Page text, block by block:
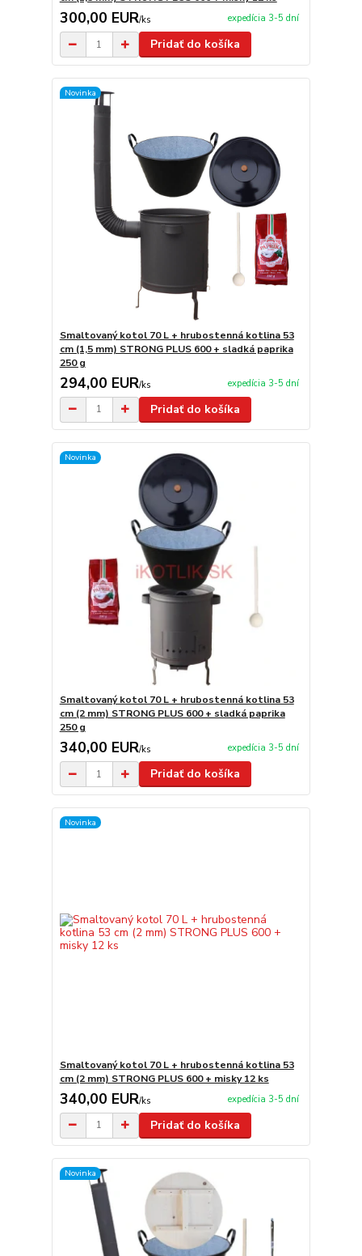
300,00 EUR/ks expedícia 3-5 dní
Pridať do košíka
Novinka
Smaltovaný kotol 70 L + hrubostenná kotlina 53
cm (1,5 mm) STRONG PLUS 600 + sladká paprika
250 g
294,00 EUR/ks expedícia 3-5 dní
Pridať do košíka
Novinka
Smaltovaný kotol 70 L + hrubostenná kotlina 53
cm (2 mm) STRONG PLUS 600 + sladká paprika
250 g
340,00 EUR/ks expedícia 3-5 dní
Pridať do košíka
Novinka
Smaltovaný kotol 70 L + hrubostenná kotlina 53
cm (2 mm) STRONG PLUS 600 + misky 12 ks
340,00 EUR/ks expedícia 3-5 dní
Pridať do košíka
Novinka